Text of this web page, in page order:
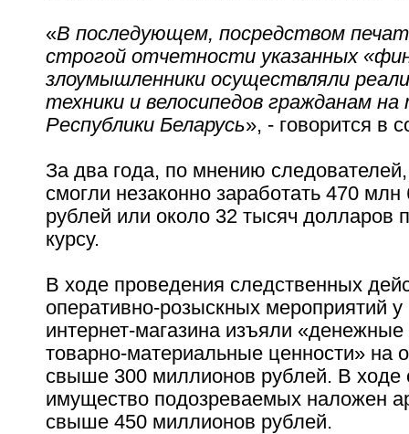
«В последующем, посредством
строгой отчетности указанных
злоумышленники осуществляли
техники и велосипедов гражданам
Республики Беларусь», - говорится в
За два года, по мнению
смогли незаконно заработать 470 млн
рублей или около 32 тысяч долларов
курсу.
В ходе проведения следственных
оперативно-розыскных мероприятий
интернет-магазина изъяли «денежные
товарно-материальные ценности» на
свыше 300 миллионов рублей. В ходе
имущество подозреваемых наложен
свыше 450 миллионов рублей.